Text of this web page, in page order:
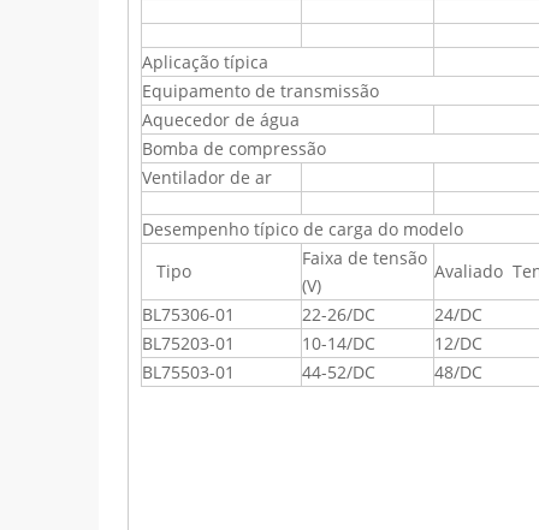
Aplicação típica
Equipamento de transmissão
Aquecedor de água
Bomba de compressão
Ventilador de ar
Desempenho típico de carga do modelo
Tipo
Faixa de tensão
(V)
Avaliado
BL75306-01
22-26/DC 24/DC
BL75203-01
10-14/DC 12/DC
BL75503-01
44-52/DC 48/DC